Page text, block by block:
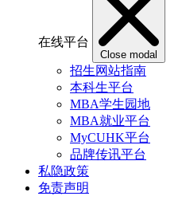
在线平台
Close modal
招生网站指南
本科生平台
MBA学生园地
MBA就业平台
MyCUHK平台
品牌传讯平台
私隐政策
免责声明